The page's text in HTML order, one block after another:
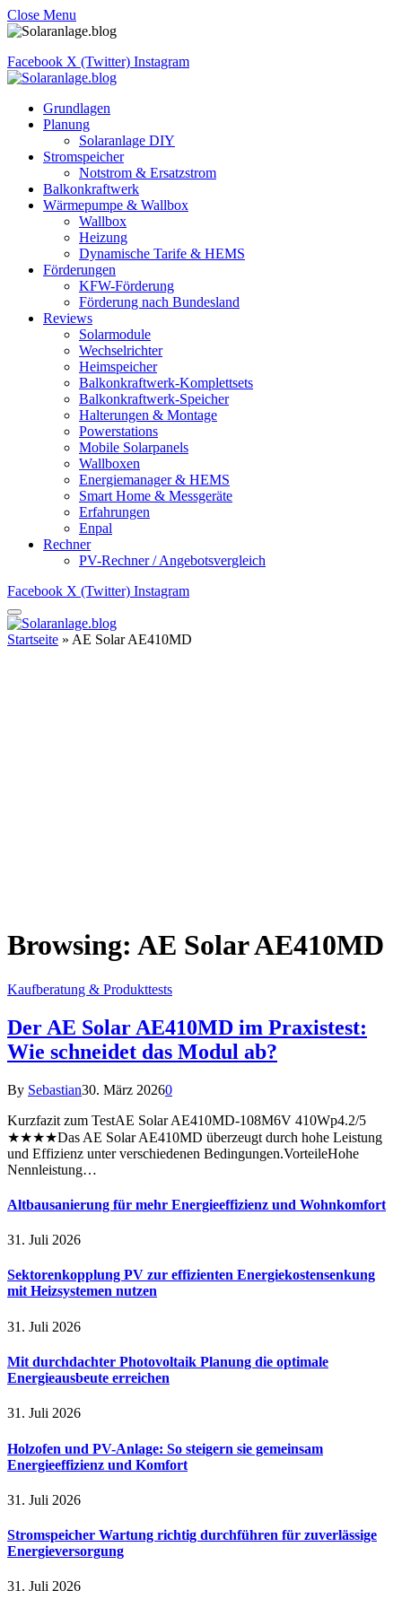
Close Menu
Facebook X (Twitter) Instagram
Grundlagen
Planung
Solaranlage DIY
Stromspeicher
Notstrom & Ersatzstrom
Balkonkraftwerk
Wärmepumpe & Wallbox
Wallbox
Heizung
Dynamische Tarife & HEMS
Förderungen
KFW-Förderung
Förderung nach Bundesland
Reviews
Solarmodule
Wechselrichter
Heimspeicher
Balkonkraftwerk-Komplettsets
Balkonkraftwerk-Speicher
Halterungen & Montage
Powerstations
Mobile Solarpanels
Wallboxen
Energiemanager & HEMS
Smart Home & Messgeräte
Erfahrungen
Enpal
Rechner
PV-Rechner / Angebotsvergleich
Facebook X (Twitter) Instagram
Startseite » AE Solar AE410MD
Browsing: AE Solar AE410MD
Kaufberatung & Produkttests
Der AE Solar AE410MD im Praxistest:
Wie schneidet das Modul ab?
By Sebastian30. März 20260
Kurzfazit zum TestAE Solar AE410MD-108M6V 410Wp4.2/5
★★★★Das AE Solar AE410MD überzeugt durch hohe Leistung
und Effizienz unter verschiedenen Bedingungen.VorteileHohe
Nennleistung…
Altbausanierung für mehr Energieeffizienz und Wohnkomfort
31. Juli 2026
Sektorenkopplung PV zur effizienten Energiekostensenkung
mit Heizsystemen nutzen
31. Juli 2026
Mit durchdachter Photovoltaik Planung die optimale
Energieausbeute erreichen
31. Juli 2026
Holzofen und PV-Anlage: So steigern sie gemeinsam
Energieeffizienz und Komfort
31. Juli 2026
Stromspeicher Wartung richtig durchführen für zuverlässige
Energieversorgung
31. Juli 2026